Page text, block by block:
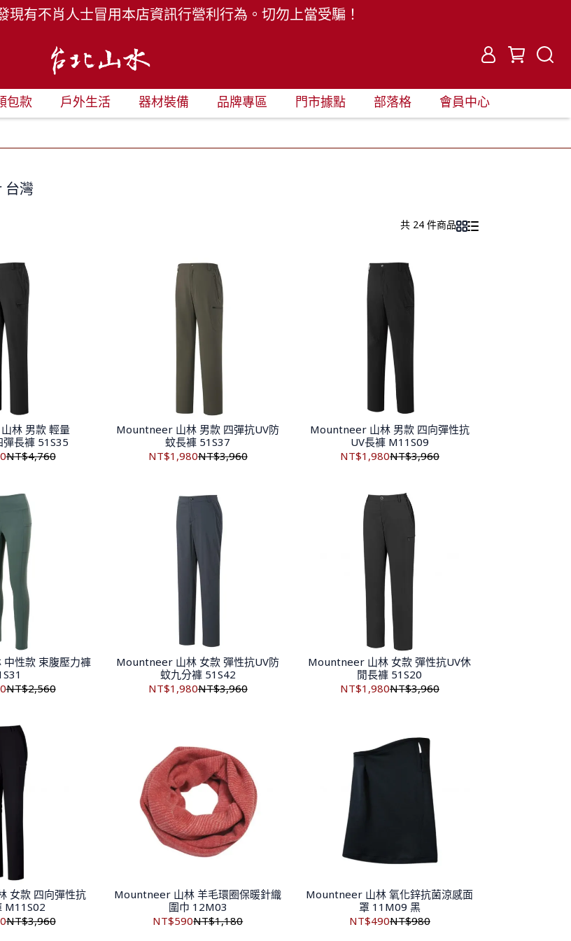
現有不肖人士冒用本店資訊行營利行為。切勿上當受騙！
包款 戶外生活 器材裝備 品牌專區 門市據點 部落格 會員中心
灣
共 24 件商品
林 男款 輕量
彈長褲 51S35
NT$4,760
Mountneer 山林 男款 四彈抗UV防
蚊長褲 51S37
NT$1,980NT$3,960
Mountneer 山林 男款 四向彈性抗
UV長褲 M11S09
NT$1,980NT$3,960
性款 束腹壓力褲
NT$2,560
Mountneer 山林 女款 彈性抗UV防
蚊九分褲 51S42
NT$1,980NT$3,960
Mountneer 山林 女款 彈性抗UV休
閒長褲 51S20
NT$1,980NT$3,960
女款 四向彈性抗
M11S02
NT$3,960
Mountneer 山林 羊毛環圈保暖針織
圍巾 12M03
NT$590NT$1,180
Mountneer 山林 氧化鋅抗菌涼感面
罩 11M09 黑
NT$490NT$980